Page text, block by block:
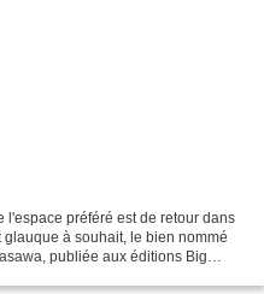
l'espace préféré est de retour dans
à souhait, le bien nommé
publiée aux éditions Big